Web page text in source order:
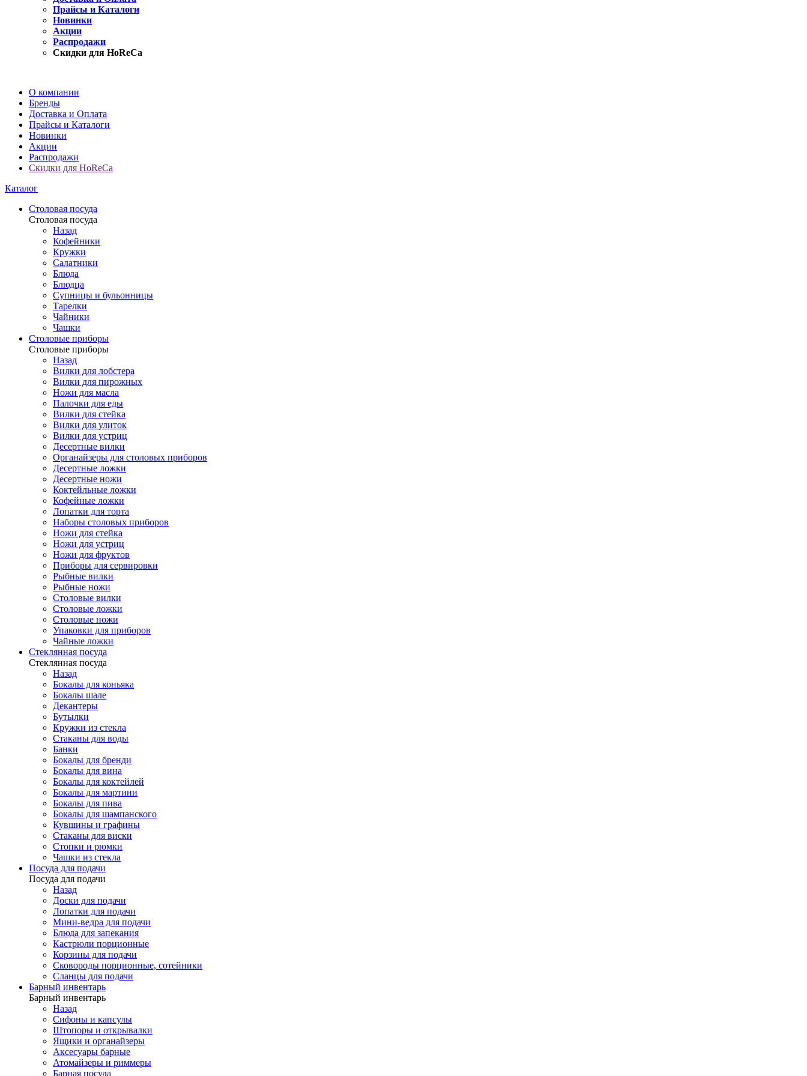
Прайсы и Каталоги
Новинки
Акции
Распродажи
Скидки для HoReCa
О компании
Бренды
Доставка и Оплата
Прайсы и Каталоги
Новинки
Акции
Распродажи
Скидки для HoReCa
Каталог
Столовая посуда
Столовая посуда
Назад
Кофейники
Кружки
Салатники
Блюда
Блюдца
Супницы и бульонницы
Тарелки
Чайники
Чашки
Cтоловые приборы
Cтоловые приборы
Назад
Вилки для лобстера
Вилки для пирожных
Ножи для масла
Палочки для еды
Вилки для стейка
Вилки для улиток
Вилки для устриц
Десертные вилки
Органайзеры для столовых приборов
Десертные ложки
Десертные ножи
Коктейльные ложки
Кофейные ложки
Лопатки для торта
Наборы столовых приборов
Ножи для стейка
Ножи для устриц
Ножи для фруктов
Приборы для сервировки
Рыбные вилки
Рыбные ножи
Столовые вилки
Столовые ложки
Столовые ножи
Упаковки для приборов
Чайные ложки
Стеклянная посуда
Стеклянная посуда
Назад
Бокалы для коньяка
Бокалы шале
Декантеры
Бутылки
Кружки из стекла
Стаканы для воды
Банки
Бокалы для бренди
Бокалы для вина
Бокалы для коктейлей
Бокалы для мартини
Бокалы для пива
Бокалы для шампанского
Кувшины и графины
Стаканы для виски
Стопки и рюмки
Чашки из стекла
Посуда для подачи
Посуда для подачи
Назад
Доски для подачи
Лопатки для подачи
Мини-ведра для подачи
Блюда для запекания
Кастрюли порционные
Корзины для подачи
Сковороды порционные, сотейники
Сланцы для подачи
Барный инвентарь
Барный инвентарь
Назад
Сифоны и капсулы
Штопоры и открывалки
Ящики и органайзеры
Аксесуары барные
Атомайзеры и риммеры
Барная посуда